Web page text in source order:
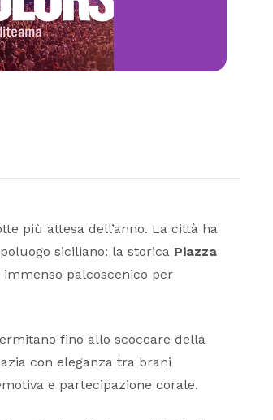
più attesa dell’anno. La città ha
siciliano: la storica Piazza
palcoscenico per
fino allo scoccare della
con eleganza tra brani
e partecipazione corale.